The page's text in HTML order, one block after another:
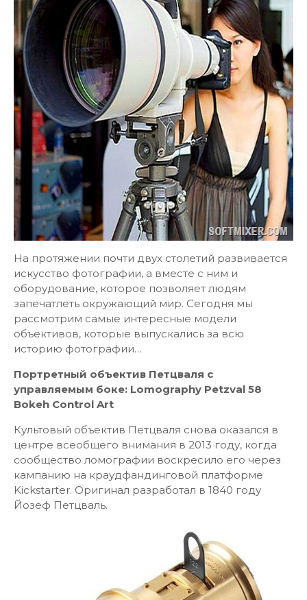
На протяжении почти двух столетий развивается
искусство фотографии, а вместе с ним и
оборудование, которое позволяет людям
запечатлеть окружающий мир. Сегодня мы
рассмотрим самые интересные модели
объективов, которые выпускались за всю
историю фотографии…
Портретный объектив Петцваля с
управляемым боке: Lomography Petzval 58
Bokeh Control Art
Культовый объектив Петцваля снова оказался в
центре всеобщего внимания в 2013 году, когда
сообщество ломографии воскресило его через
кампанию на краудфандинговой платформе
Kickstarter. Оригинал разработал в 1840 году
Йозеф Петцваль.